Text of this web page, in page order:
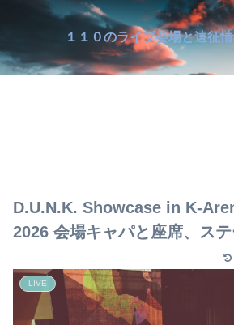
１１０のライブ会場と遠征
D.U.N.K. Showcase in K-
2026 会場キャパと座席、ス
LIVE